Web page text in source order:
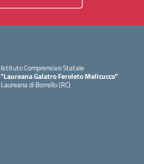
Istituto Comprensivo Statale
"Laureana Galatro Feroleto Melicucco"
Laureana di Borrello (RC)